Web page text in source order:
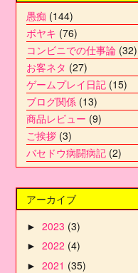
愚痴 (144)
ボヤキ (76)
コンビニでの仕事論 (32)
お客ネタ (27)
ゲームプレイ日記 (15)
ブログ関係 (13)
商品レビュー (9)
ご挨拶 (3)
バセドウ病闘病記 (2)
アーカイブ
►2023 (3)
►2022 (4)
►2021 (35)